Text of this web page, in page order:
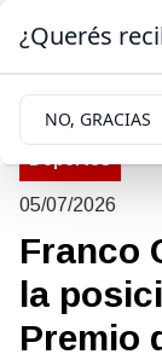
05/07/2026
Franco
la
Premio
¿Querés
NO, GRACIAS